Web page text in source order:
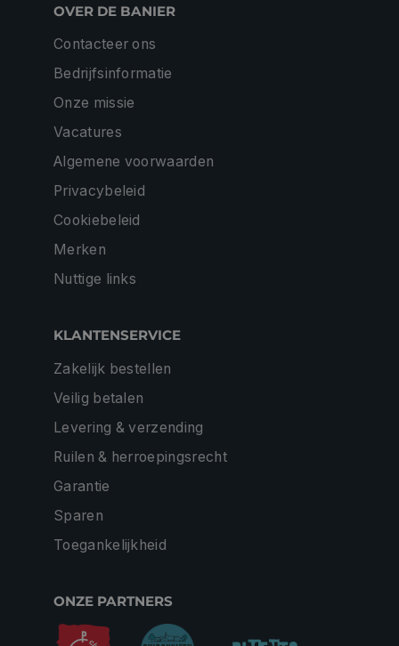
OVER DE BANIER
Contacteer ons
Bedrijfsinformatie
Onze missie
Vacatures
Algemene voorwaarden
Privacybeleid
Cookiebeleid
Merken
Nuttige links
KLANTENSERVICE
Zakelijk bestellen
Veilig betalen
Levering & verzending
Ruilen & herroepingsrecht
Garantie
Sparen
Toegankelijkheid
ONZE PARTNERS